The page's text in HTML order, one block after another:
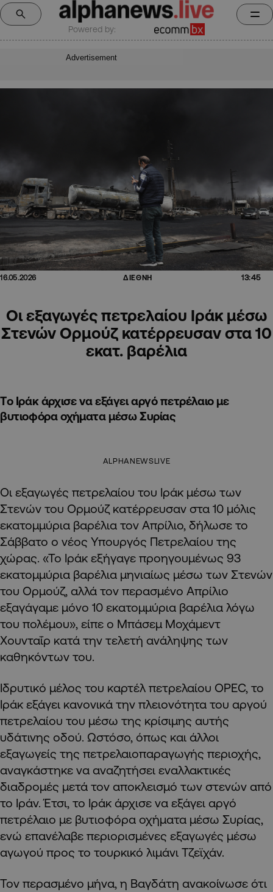
Powered by:
Advertisement
16.05.2026 ΔΙΕΘΝΗ 13:45
Οι εξαγωγές πετρελαίου Ιράκ μέσω
Στενών Ορμούζ κατέρρευσαν στα 10
εκατ. βαρέλια
Tο Ιράκ άρχισε να εξάγει αργό πετρέλαιο με
βυτιοφόρα οχήματα μέσω Συρίας
ALPHANEWSLIVE
Οι εξαγωγές πετρελαίου του Ιράκ μέσω των
Στενών του Ορμούζ κατέρρευσαν στα 10 μόλις
εκατομμύρια βαρέλια τον Απρίλιο, δήλωσε το
Σάββατο ο νέος Υπουργός Πετρελαίου της
χώρας. «Το Ιράκ εξήγαγε προηγουμένως 93
εκατομμύρια βαρέλια μηνιαίως μέσω των Στενών
του Ορμούζ, αλλά τον περασμένο Απρίλιο
εξαγάγαμε μόνο 10 εκατομμύρια βαρέλια λόγω
του πολέμου», είπε ο Μπάσεμ Μοχάμεντ
Χουνταΐρ κατά την τελετή ανάληψης των
καθηκόντων του.
Ιδρυτικό μέλος του καρτέλ πετρελαίου OPEC, το
Ιράκ εξάγει κανονικά την πλειονότητα του αργού
πετρελαίου του μέσω της κρίσιμης αυτής
υδάτινης οδού. Ωστόσο, όπως και άλλοι
εξαγωγείς της πετρελαιοπαραγωγής περιοχής,
αναγκάστηκε να αναζητήσει εναλλακτικές
διαδρομές μετά τον αποκλεισμό των στενών από
το Ιράν. Έτσι, το Ιράκ άρχισε να εξάγει αργό
πετρέλαιο με βυτιοφόρα οχήματα μέσω Συρίας,
ενώ επανέλαβε περιορισμένες εξαγωγές μέσω
αγωγού προς το τουρκικό λιμάνι Τζεϊχάν.
Τον περασμένο μήνα, η Βαγδάτη ανακοίνωσε ότι